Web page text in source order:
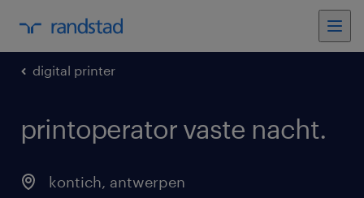
digital printer
printoperator vaste nacht.
kontich, antwerpen